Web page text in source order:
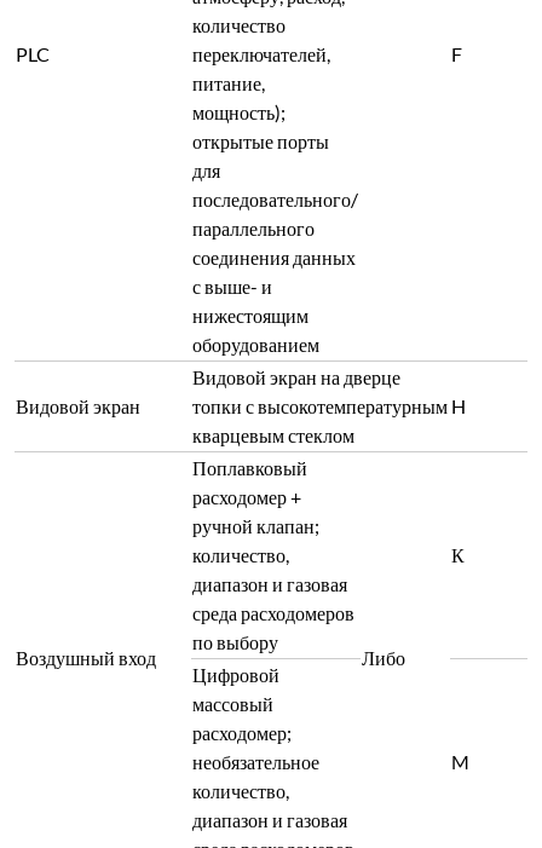
PLC
количество
переключателей,
питание,
мощность);
открытые порты
для
последовательного/
параллельного
соединения данных
с выше- и
нижестоящим
оборудованием
F
Видовой экран
Видовой экран на дверце
топки с высокотемпературным
кварцевым стеклом
H
Воздушный вход
Поплавковый
расходомер +
ручной клапан;
количество,
диапазон и газовая
среда расходомеров
по выбору
Либо
К
Цифровой
массовый
расходомер;
необязательное
количество,
диапазон и газовая
M